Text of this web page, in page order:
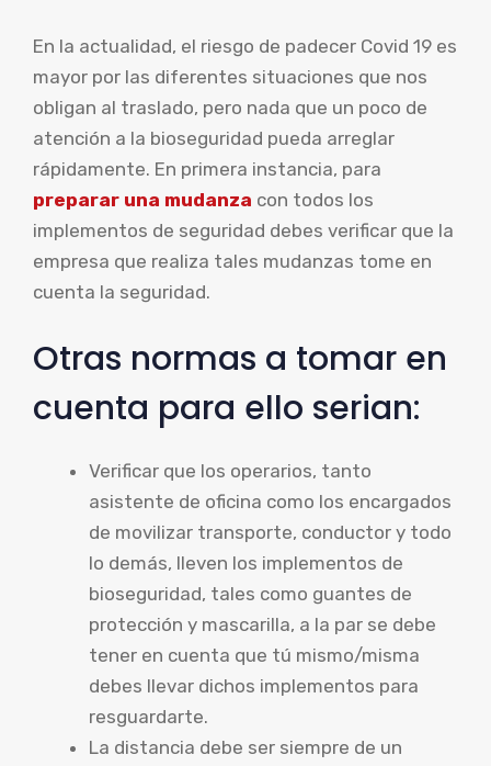
En la actualidad, el riesgo de padecer Covid 19 es
mayor por las diferentes situaciones que nos
obligan al traslado, pero nada que un poco de
atención a la bioseguridad pueda arreglar
rápidamente. En primera instancia, para
preparar una mudanza con todos los
implementos de seguridad debes verificar que la
empresa que realiza tales mudanzas tome en
cuenta la seguridad.
Otras normas a tomar en
cuenta para ello serian:
Verificar que los operarios, tanto
asistente de oficina como los encargados
de movilizar transporte, conductor y todo
lo demás, lleven los implementos de
bioseguridad, tales como guantes de
protección y mascarilla, a la par se debe
tener en cuenta que tú mismo/misma
debes llevar dichos implementos para
resguardarte.
La distancia debe ser siempre de un